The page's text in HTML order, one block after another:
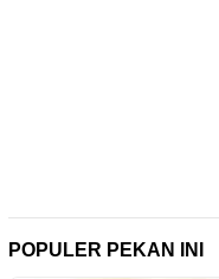
POPULER PEKAN INI